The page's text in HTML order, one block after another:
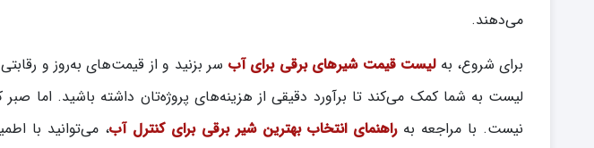
می‌دهند.
برای شروع، بهلیست قیمت شیرهای برقی برای آب سر بزنید و از قیمت‌های به‌روز و
لیست به شما کمک می‌کند تا برآورد دقیقی از هزینه‌های پروژه‌تان داشته باشید. اما
نیست. با مراجعه بهراهنمای انتخاب بهترین شیر برقی برای کنترل آب، می‌توانید با